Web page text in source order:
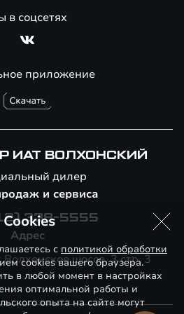
приложение
в соцсетях
ИАТ ВОЛХОНСКИЙ
дилер
и сервиса
338-5555
Адрес
шоссе, 3 стр. 3
с политикой обработки
cookies вашего браузера.
в любой момент в настройках
оптимальной работы и
опыта на сайте могут